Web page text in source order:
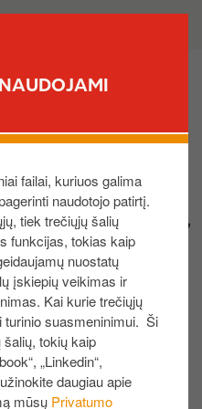
failai, kuriuos galima
naudotojo patirtį.
tiek trečiųjų šalių
funkcijas, tokias kaip
nuostatų
įskiepių veikimas ir
Kai kurie trečiųjų
turinio suasmeninimui. Ši
tokių kaip
„Linkedin“,
daugiau apie
mūsų Privatumo
k.,Joniškio r.
,